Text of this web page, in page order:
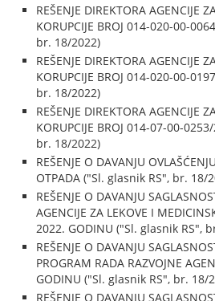
REŠENJE DIREKTORA AGENCIJE
KORUPCIJE BROJ 014-020-00-
br. 18/2022)
REŠENJE DIREKTORA AGENCIJE
KORUPCIJE BROJ 014-020-00-
br. 18/2022)
REŠENJE DIREKTORA AGENCIJE
KORUPCIJE BROJ 014-07-00-
br. 18/2022)
REŠENJE O DAVANJU
OTPADA ("Sl. glasnik RS", br. 18/
REŠENJE O DAVANJU
AGENCIJE ZA LEKOVE I
2022. GODINU ("Sl. glasnik RS",
REŠENJE O DAVANJU
PROGRAM RADA RAZVOJNE
GODINU ("Sl. glasnik RS", br. 18/
REŠENJE O DAVANJU